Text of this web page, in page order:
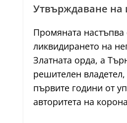
Утвърждаване на
Промяната настъпва
ликвидирането на
Златната орда, а
решителен
първите години от
авторитета на